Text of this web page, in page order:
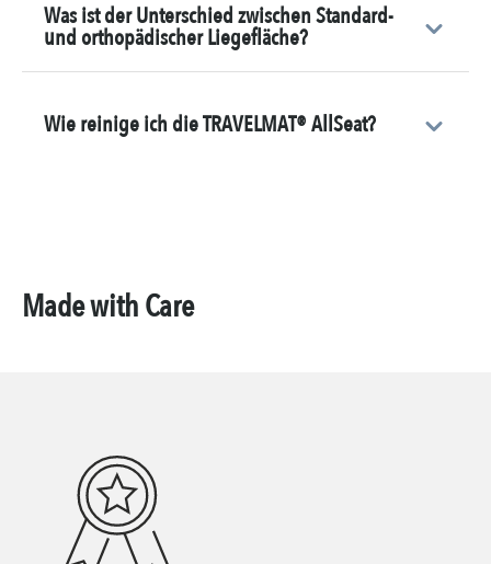
Was ist der Unterschied zwischen Standard-
und orthopädischer Liegefläche?
Wie reinige ich die TRAVELMAT® AllSeat?
Made with Care